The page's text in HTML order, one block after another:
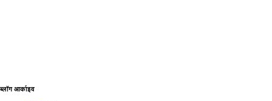
ब्लॉग आर्काइव